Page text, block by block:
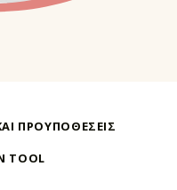
ΠΡΟΥΠΟΘΕΣΕΙΣ
TOOL